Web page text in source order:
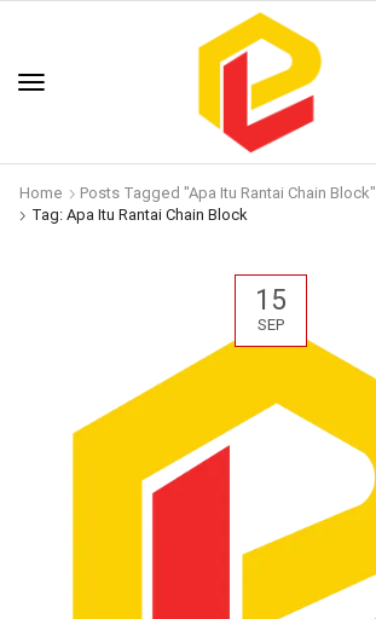
Home
Posts Tagged "Apa Itu Rantai Chain Block"
Tag: Apa Itu Rantai Chain Block
15
SEP